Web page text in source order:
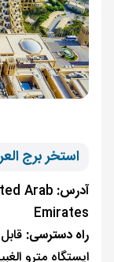
استخر برج
آدرس: Arab
Emirates
راه دسترسی:
ایستگاه مترو